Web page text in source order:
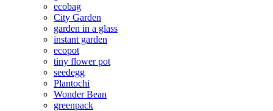
ecobag
City Garden
garden in a glass
instant garden
ecopot
tiny flower pot
seedegg
Plantochi
Wonder Bean
greenpack